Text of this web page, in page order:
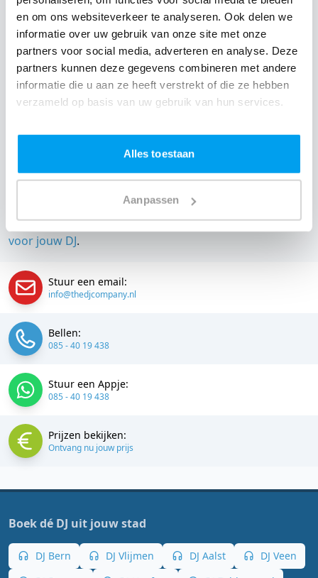
en om ons websiteverkeer te analyseren. Ook delen we
informatie over uw gebruik van onze site met onze
partners voor social media, adverteren en analyse. Deze
partners kunnen deze gegevens combineren met andere
informatie die u aan ze heeft verstrekt of die ze hebben
verzameld op basis van uw gebruik van hun services.
Alles toestaan
Aanpassen
DJ huren voor jouw feest in MFC De Buun?
EenDJ hurenzonder zorgen in MFC De Buun: dat is
onze garantie. Van de afstemming met de locatie tot
een reserve DJ. Wij zorgen dat het goed komt. Maar
voordat je een DJ voor jouw feest gaat boeken, wil je
natuurlijk weten wat het kost.
makkelijk. Daarom kun je bij ons online de prijs
berekenen voor jouw feest. Ook kun je nu boeken of
een vrijblijvende offerte aanvragen.
Wellen omgeving, en check dus directonze prijzen
voor jouw DJ.
Stuur een email:
info@thedjcompany.nl
Bellen:
085 - 40 19 438
Stuur een Appje:
085 - 40 19 438
Prijzen bekijken:
Ontvang nu jouw prijs
Boek dé DJ uit jouw stad
DJ Bern DJ Vlijmen DJ Aalst
DJ Veen